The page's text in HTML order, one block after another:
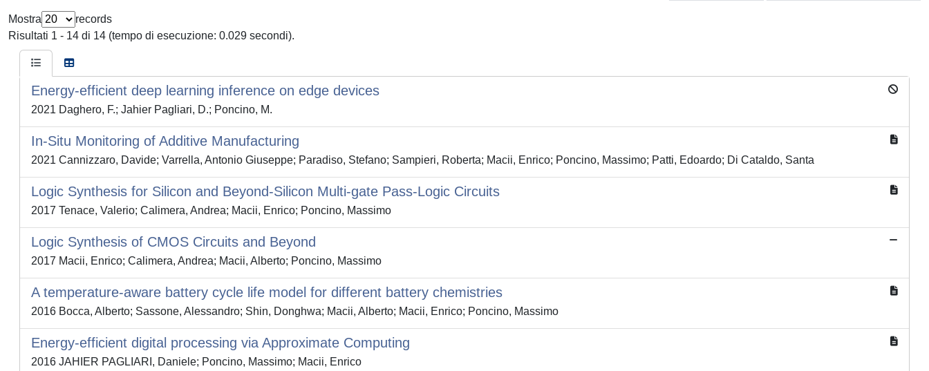
Mostra
records
Risultati 1 - 14 di 14 (tempo di esecuzione: 0.029 secondi).
Energy-efficient deep learning inference on edge devices
2021 Daghero, F.; Jahier Pagliari, D.; Poncino, M.
In-Situ Monitoring of Additive Manufacturing
2021 Cannizzaro, Davide; Varrella, Antonio Giuseppe; Paradiso, Stefano; Sampieri, Roberta; Macii, Enrico; Poncino, Massimo; Patti, Edoardo; Di Cataldo, Santa
Logic Synthesis for Silicon and Beyond-Silicon Multi-gate Pass-Logic Circuits
2017 Tenace, Valerio; Calimera, Andrea; Macii, Enrico; Poncino, Massimo
Logic Synthesis of CMOS Circuits and Beyond
2017 Macii, Enrico; Calimera, Andrea; Macii, Alberto; Poncino, Massimo
A temperature-aware battery cycle life model for different battery chemistries
2016 Bocca, Alberto; Sassone, Alessandro; Shin, Donghwa; Macii, Alberto; Macii, Enrico; Poncino, Massimo
Energy-efficient digital processing via Approximate Computing
2016 JAHIER PAGLIARI, Daniele; Poncino, Massimo; Macii, Enrico